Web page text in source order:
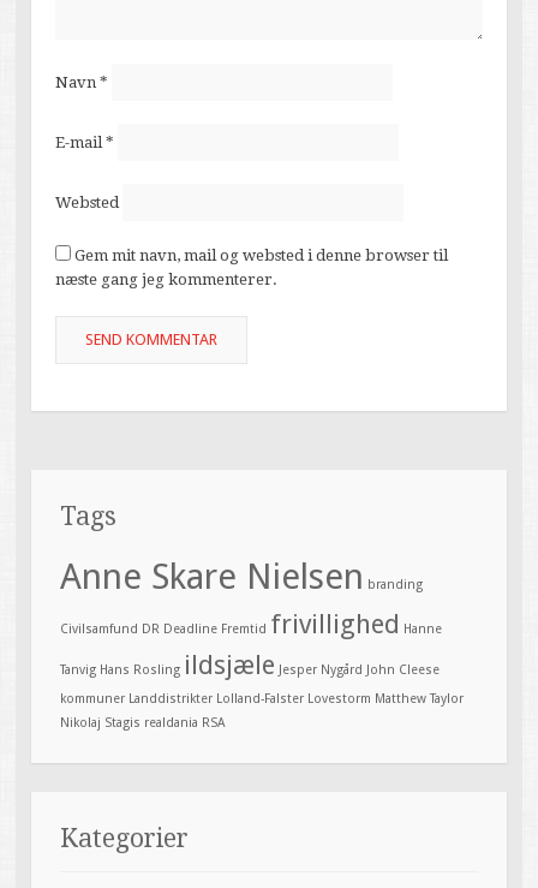
Navn *
E-mail *
Websted
Gem mit navn, mail og websted i denne browser til
næste gang jeg kommenterer.
Tags
Anne Skare Nielsen branding
Civilsamfund DR Deadline Fremtid frivillighed Hanne
Tanvig Hans Rosling ildsjæle Jesper Nygård
John Cleese
kommuner Landdistrikter Lolland-Falster Lovestorm Matthew Taylor
Nikolaj Stagis realdania RSA
Kategorier